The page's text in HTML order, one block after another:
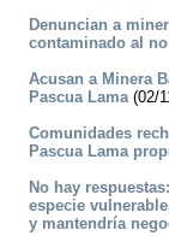
Denuncian a
contaminado al
Acusan a Minera
Pascua Lama(02/
Comunidades
Pascua Lama
No hay
especie
y mantendría